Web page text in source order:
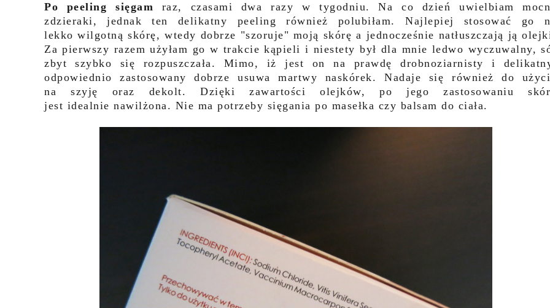
Po peeling sięgam raz, czasami dwa razy w tygodniu. Na co dzień uwielbiam
zdzieraki, jednak ten delikatny peeling również polubiłam. Najlepiej stosować go
lekko wilgotną skórę, wtedy dobrze "szoruje" moją skórę a jednocześnie natłuszczają ją
Za pierwszy razem użyłam go w trakcie kąpieli i niestety był dla mnie ledwo wyczuwalny,
zbyt szybko się rozpuszczała. Mimo, iż jest on na prawdę drobnoziarnisty i
odpowiednio zastosowany dobrze usuwa martwy naskórek. Nadaje się również do
na szyję oraz dekolt. Dzięki zawartości olejków, po jego zastosowaniu
jest idealnie nawilżona. Nie ma potrzeby sięgania po masełka czy balsam do ciała.